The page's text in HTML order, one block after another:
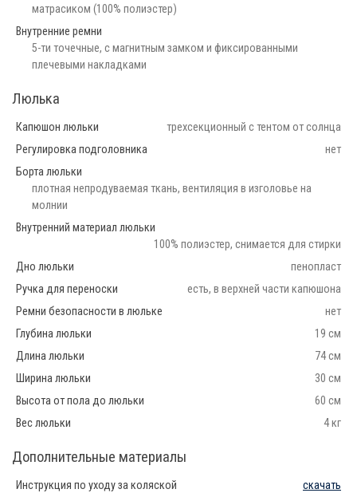
матрасиком (100% полиэстер)
Внутренние ремни
5-ти точечные, с магнитным замком и фиксированными
плечевыми накладками
Люлька
Капюшон люльки
трехсекционный с тентом от солнца
Регулировка подголовника
нет
Борта люльки
плотная непродуваемая ткань, вентиляция в изголовье на
молнии
Внутренний материал люльки
100% полиэстер, снимается для стирки
Дно люльки
пенопласт
Ручка для переноски
есть, в верхней части капюшона
Ремни безопасности в люльке
нет
Глубина люльки
19 см
Длина люльки
74 см
Ширина люльки
30 см
Высота от пола до люльки
60 см
Вес люльки
4 кг
Дополнительные материалы
Инструкция по уходу за коляской
скачать